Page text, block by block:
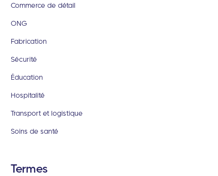
Commerce de détail
ONG
Fabrication
Sécurité
Éducation
Hospitalité
Transport et logistique
Soins de santé
Termes